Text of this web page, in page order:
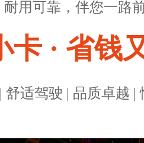
用可靠，伴您一路
卡 · 省钱
舒适驾驶 | 品质卓越 |